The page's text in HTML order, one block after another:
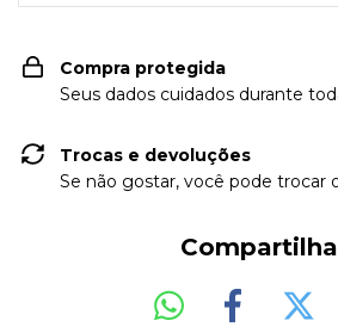
Compra protegida
Seus dados cuidados durante
Trocas e devoluções
Se não gostar, você pode trocar